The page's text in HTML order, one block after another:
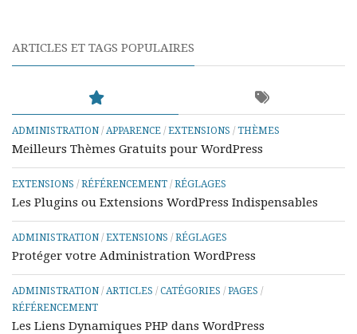
ARTICLES ET TAGS POPULAIRES
ADMINISTRATION / APPARENCE / EXTENSIONS / THÈMES
Meilleurs Thèmes Gratuits pour WordPress
EXTENSIONS / RÉFÉRENCEMENT / RÉGLAGES
Les Plugins ou Extensions WordPress Indispensables
ADMINISTRATION / EXTENSIONS / RÉGLAGES
Protéger votre Administration WordPress
ADMINISTRATION / ARTICLES / CATÉGORIES / PAGES /
RÉFÉRENCEMENT
Les Liens Dynamiques PHP dans WordPress